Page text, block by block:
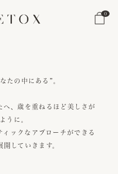
0
たの中にある”。
へ、歳を重ねるほど美しさが
うに。
ックなアプローチができる
開していきます。